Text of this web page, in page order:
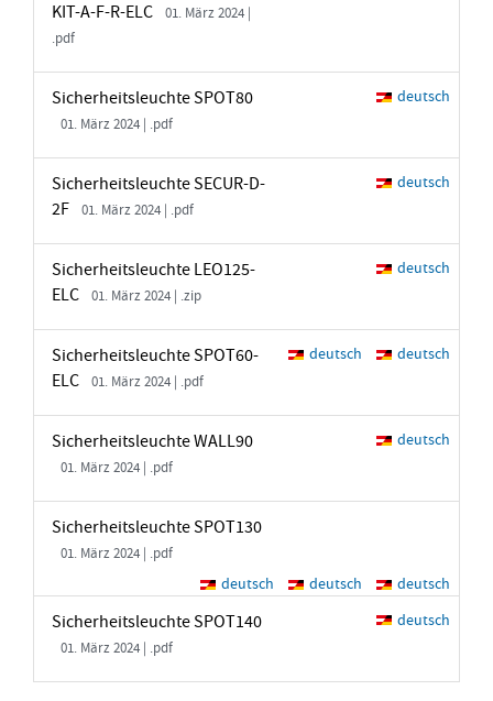
KIT-A-F-R-ELC
01. März 2024 |
.pdf
Sicherheitsleuchte SPOT80
01. März 2024 | .pdf
deutsch
Sicherheitsleuchte SECUR-D-
2F
01. März 2024 | .pdf
deutsch
Sicherheitsleuchte LEO125-
ELC
01. März 2024 | .zip
deutsch
Sicherheitsleuchte SPOT60-
ELC
01. März 2024 | .pdf
deutsch deutsch
Sicherheitsleuchte WALL90
01. März 2024 | .pdf
deutsch
Sicherheitsleuchte SPOT130
01. März 2024 | .pdf
deutsch deutsch deutsch
Sicherheitsleuchte SPOT140
01. März 2024 | .pdf
deutsch